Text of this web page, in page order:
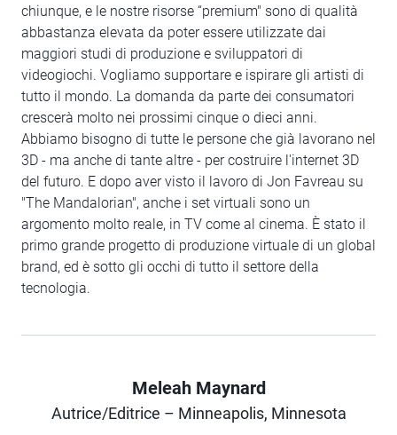
chiunque, e le nostre risorse “premium" sono di qualità
abbastanza elevata da poter essere utilizzate dai
maggiori studi di produzione e sviluppatori di
videogiochi. Vogliamo supportare e ispirare gli artisti di
tutto il mondo. La domanda da parte dei consumatori
crescerà molto nei prossimi cinque o dieci anni.
Abbiamo bisogno di tutte le persone che già lavorano nel
3D - ma anche di tante altre - per costruire l'internet 3D
del futuro. E dopo aver visto il lavoro di Jon Favreau su
"The Mandalorian", anche i set virtuali sono un
argomento molto reale, in TV come al cinema. È stato il
primo grande progetto di produzione virtuale di un global
brand, ed è sotto gli occhi di tutto il settore della
tecnologia.
Author
Meleah Maynard
Autrice/Editrice – Minneapolis, Minnesota